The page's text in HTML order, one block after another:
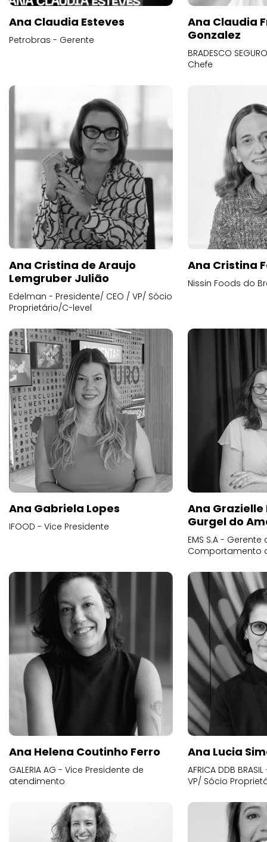
Ana Claudia Esteves
Petrobras - Gerente
Ana Claudia
Gonzalez
BRADESCO
Chefe
Ana Cristina de Araujo
Lemgruber Julião
Edelman - Presidente/ CEO / VP/ Sócio
Proprietário/C-level
Ana Cristina
Nissin Foods do
Ana Gabriela Lopes
IFOOD - Vice Presidente
Ana
Gurgel do
EMS S.A -
Comportamento
Ana Helena Coutinho Ferro
GALERIA AG - Vice Presidente de
atendimento
Ana Lucia
AFRICA DDB
VP/ Sócio